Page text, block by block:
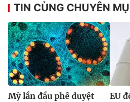
TIN CÙNG CHUYÊN
Mỹ lần đầu phê duyệt
EU